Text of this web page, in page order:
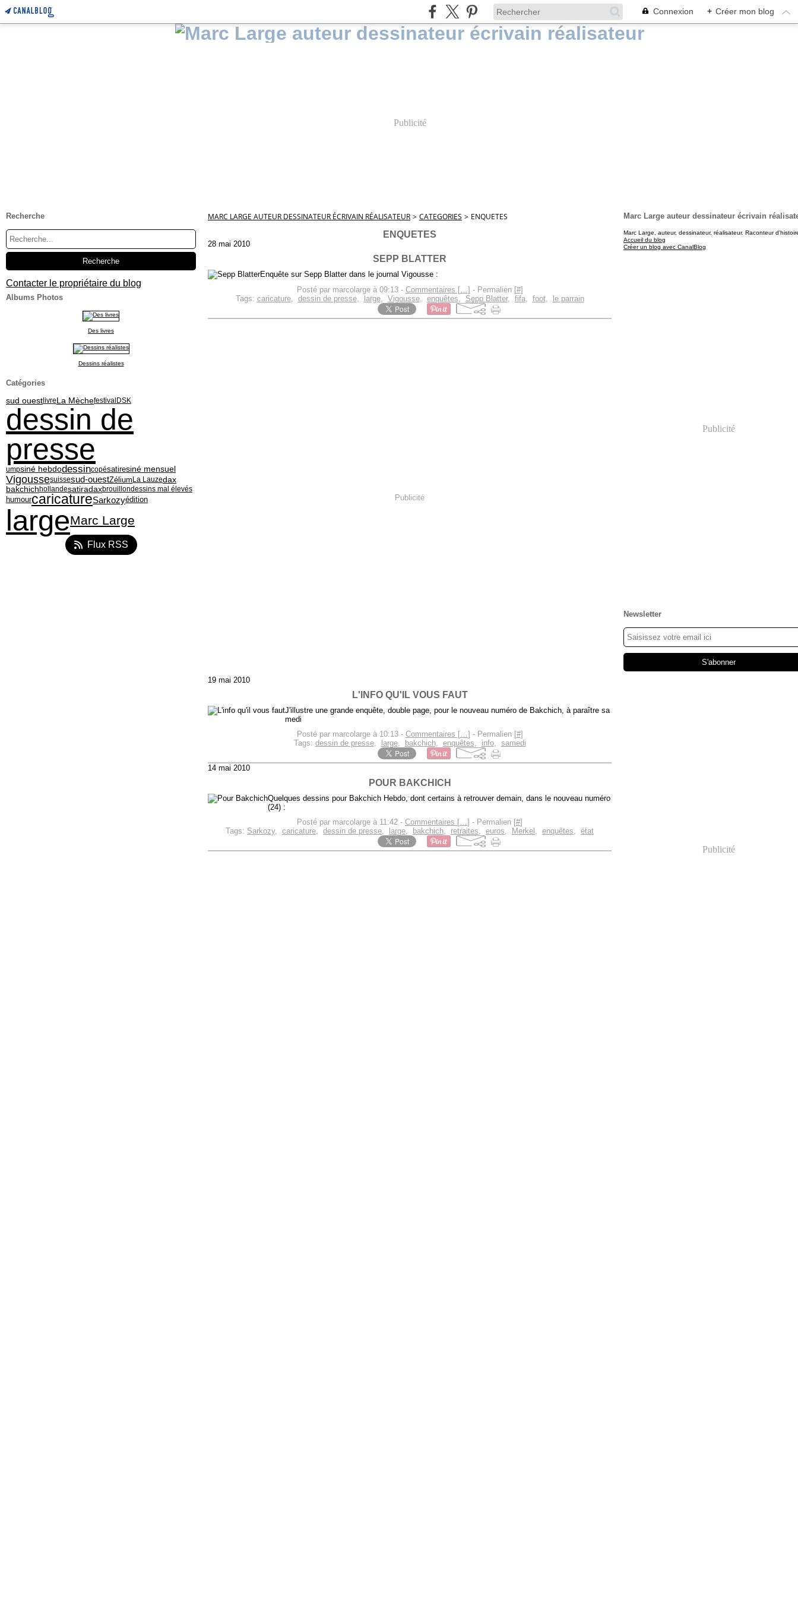
Connexion + Créer mon blog
Publicité
Recherche
Contacter le propriétaire du blog
Albums Photos
Des livres
Dessins réalistes
Catégories
sud ouest livreLa Mèchefestival DSK
dessin de
presse
umpsiné hebdodessincopésatiresiné mensuel
Vigoussesuissesud-ouestZélium La Lauzedax
bakchichhollandesatiradaxbrouillondessins mal élevés
humourcaricatureSarkozyédition
largeMarc Large
Flux RSS
MARC LARGE AUTEUR DESSINATEUR ÉCRIVAIN RÉALISATEUR > CATEGORIES > ENQUETES
ENQUETES
28 mai 2010
SEPP BLATTER
Enquête sur Sepp Blatter dans le journal Vigousse :
Posté par marcolarge à 09:13 - Commentaires […] - Permalien [#]
Tags: caricature, dessin de presse, large, Vigousse, enquêtes, Sepp Blatter, fifa, foot, le parrain
Publicité
19 mai 2010
L'INFO QU'IL VOUS FAUT
J'illustre une grande enquête, double page, pour le nouveau numéro de Bakchich, à paraître sa
medi
Posté par marcolarge à 10:13 - Commentaires […] - Permalien [#]
Tags: dessin de presse, large, bakchich, enquêtes, info, samedi
14 mai 2010
POUR BAKCHICH
Quelques dessins pour Bakchich Hebdo, dont certains à retrouver demain, dans le nouveau numéro
(24) :
Posté par marcolarge à 11:42 - Commentaires […] - Permalien [#]
Tags: Sarkozy, caricature, dessin de presse, large, bakchich, retraites, euros, Merkel , enquêtes, état
Marc Large auteur dessinateur écrivain
Marc Large, auteur, dessinateur, réalisateur. Raconteur
Accueil du blog
Créer un blog avec CanalBlog
Publicité
Newsletter
Publicité